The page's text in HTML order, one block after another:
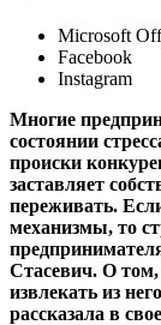
Microsoft
Facebook
Instagram
Многие
состоянии
происки
заставляет
переживать.
механизмы, то
Стасевич. О том,
извлекать из
рассказала в